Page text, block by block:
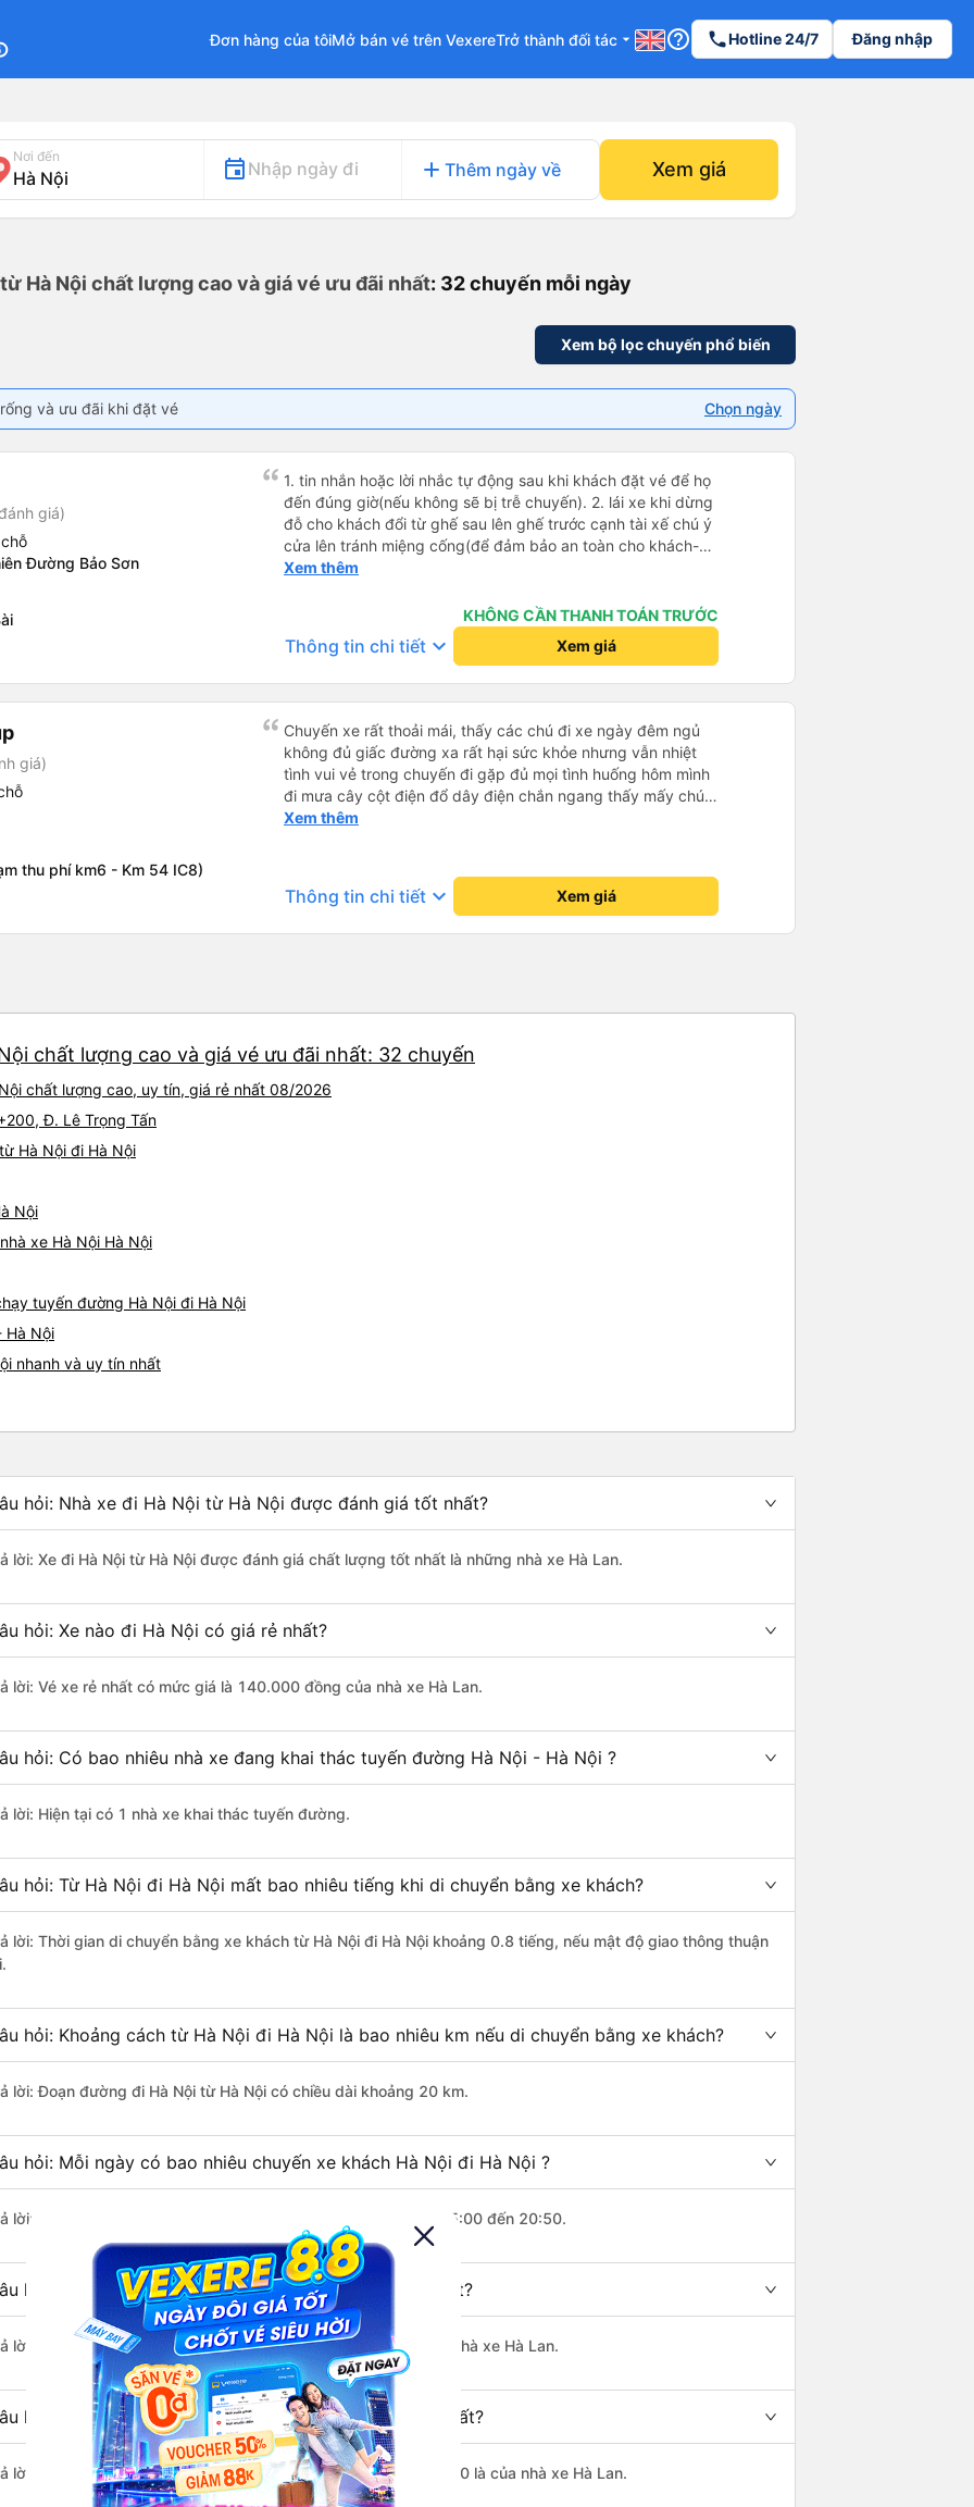
Đơn hàng của tôiMở bán vé trên VexereTrở thành đối tác arrow_drop_down help_outline phoneHotline 24/7 Đăng nhập
Nơi đến
Nhập ngày đi add Thêm ngày về Xem giá
Hà Nội chất lượng cao và giá vé ưu đãi nhất: 32 chuyến mỗi ngày
Xem bộ lọc chuyến phổ biến
và ưu đãi khi đặt vé Chọn ngày
giá)
Đường Bảo Sơn
1. tin nhắn hoặc lời nhắc tự động sau khi khách đặt vé để họ
đến đúng giờ(nếu không sẽ bị trễ chuyến). 2. lái xe khi dừng
đỗ cho khách đổi từ ghế sau lên ghế trước cạnh tài xế chú ý
cửa lên tránh miệng cống(để đảm bảo an toàn cho khách-
tại HN: miệng cống bằng sắt chữ nhật dạng ô lưới, cửa
Bác tài đã cố gắng để về đến Tng kịp 20h, để khách nối
chuyến Xe 11 chỗ nên thoáng đãng.
Xem thêm
KHÔNG CẦN THANH TOÁN TRƯỚC
Thông tin chi tiết keyboard_arrow_down Xem giá
giá)
thu phí km6 - Km 54 IC8)
Chuyến xe rất thoải mái, thấy các chú đi xe ngày đêm ngủ
không đủ giấc đường xa rất hại sức khỏe nhưng vẫn nhiệt
tình vui vẻ trong chuyến đi gặp đủ mọi tình huống hôm mình
đi mưa cây cột điện đổ dây điện chắn ngang thấy mấy chú
tài cùng nhau dựng tạm cho xe qua mà thấy nghề này khổ
Xem thêm
Thông tin chi tiết keyboard_arrow_down Xem giá
chất lượng cao và giá vé ưu đãi nhất: 32 chuyến
chất lượng cao, uy tín, giá rẻ nhất 08/2026
Đ. Lê Trọng Tấn
Hà Nội đi Hà Nội
Nội
xe Hà Nội Hà Nội
tuyến đường Hà Nội đi Hà Nội
Hà Nội
nhanh và uy tín nhất
hỏi: Nhà xe đi Hà Nội từ Hà Nội được đánh giá tốt nhất?
lời: Xe đi Hà Nội từ Hà Nội được đánh giá chất lượng tốt nhất là những nhà xe Hà Lan.
hỏi: Xe nào đi Hà Nội có giá rẻ nhất?
lời: Vé xe rẻ nhất có mức giá là 140.000 đồng của nhà xe Hà Lan.
hỏi: Có bao nhiêu nhà xe đang khai thác tuyến đường Hà Nội - Hà Nội ?
lời: Hiện tại có 1 nhà xe khai thác tuyến đường.
hỏi: Từ Hà Nội đi Hà Nội mất bao nhiêu tiếng khi di chuyển bằng xe khách?
lời: Thời gian di chuyển bằng xe khách từ Hà Nội đi Hà Nội khoảng 0.8 tiếng, nếu mật độ giao thông thuận
hỏi: Khoảng cách từ Hà Nội đi Hà Nội là bao nhiêu km nếu di chuyển bằng xe khách?
lời: Đoạn đường đi Hà Nội từ Hà Nội có chiều dài khoảng 20 km.
hỏi: Mỗi ngày có bao nhiêu chuyến xe khách Hà Nội đi Hà Nội ?
lời: Trung bình mỗi ngày có khoảng 32 chuyến xe bắt đầu từ 5:00 đến 20:50.
hỏi: Nhà xe đi Hà Nội Hà Nội nào khởi hành sớm nhất?
lời: Chuyến xe có giờ xuất phát sớm nhất vào lúc 5:00 là của nhà xe Hà Lan.
hỏi: Nhà xe đi Hà Nội từ Hà Nội nào khởi hành trễ nhất?
lời: Chuyến xe có giờ xuất phát trễ (muộn) nhất là vào lúc 20:50 là của nhà xe Hà Lan.